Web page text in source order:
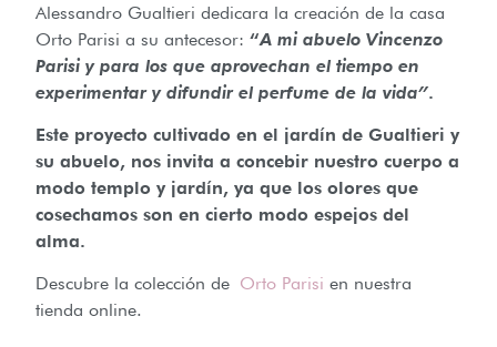
Alessandro Gualtieri dedicara la creación de la casa
Orto Parisi a su antecesor: “A mi abuelo Vincenzo
Parisi y para los que aprovechan el tiempo en
experimentar y difundir el perfume de la vida”.
Este proyecto cultivado en el jardín de Gualtieri y
su abuelo, nos invita a concebir nuestro cuerpo a
modo templo y jardín, ya que los olores que
cosechamos son en cierto modo espejos del
alma.
Descubre la colección de Orto Parisi en nuestra
tienda online.